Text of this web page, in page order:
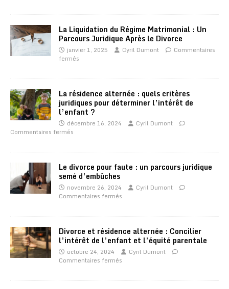
La Liquidation du Régime Matrimonial : Un
Parcours Juridique Après le Divorce
janvier 1, 2025 Cyril Dumont
Commentaires
fermés
La résidence alternée : quels critères
juridiques pour déterminer l’intérêt de
l’enfant ?
décembre 16, 2024
Cyril Dumont
Commentaires fermés
Le divorce pour faute : un parcours juridique
semé d’embûches
novembre 26, 2024
Cyril Dumont
Commentaires fermés
Divorce et résidence alternée : Concilier
l’intérêt de l’enfant et l’équité parentale
octobre 24, 2024
Cyril Dumont
Commentaires fermés